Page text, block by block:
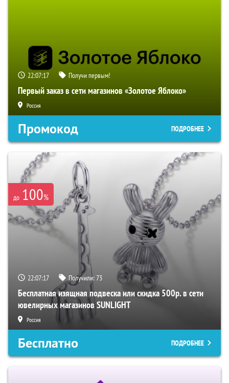
22:07:16 Получи первым!
Первый заказ в сети магазинов «Золотое Яблоко»
Россия
Промокод ПОДРОБНЕЕ
до 100%
22:07:16 Получили:73
Бесплатная изящная подвеска или скидка 500р. в сети
ювелирных магазинов SUNLIGHT
Россия
Бесплатно ПОДРОБНЕЕ